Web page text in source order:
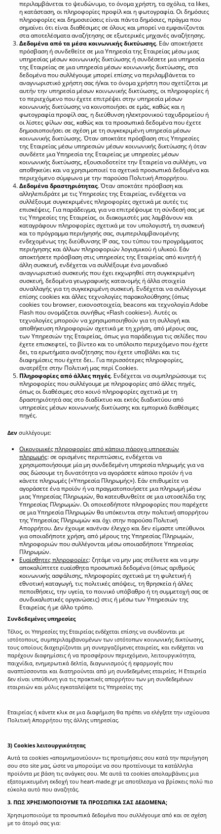
περιλαμβάνεται το ψευδώνυμο, το όνομα χρήστη, τα σχόλια, τα likes,
η κατάσταση, οι πληροφορίες προφίλ και η φωτογραφία. Οι δημόσιες
πληροφορίες και δημοσιεύσεις είναι πάντα δημόσιες, πράγμα που
σημαίνει ότι είναι διαθέσιμες σε όλους και μπορεί να εμφανίζονται
στα αποτελέσματα αναζήτησης σε εξωτερικές μηχανές αναζήτησης.
Δεδομένα από τα μέσα κοινωνικής δικτύωσης. Εάν αποκτήσετε
πρόσβαση ή συνδεθείτε σε μια Υπηρεσία της Εταιρείας μέσω μιας
υπηρεσίας μέσων κοινωνικής δικτύωσης ή συνδέσετε μια υπηρεσία
της Εταιρείας σε μια υπηρεσία μέσων κοινωνικής δικτύωσης, στα
δεδομένα που συλλέγουμε μπορεί επίσης να περιλαμβάνεται το
αναγνωριστικό χρήστη σας ή/και το όνομα χρήστη που σχετίζεται με
αυτήν την υπηρεσία μέσων κοινωνικής δικτύωσης, οι πληροφορίες ή
το περιεχόμενο που έχετε επιτρέψει στην υπηρεσία μέσων
κοινωνικής δικτύωσης να κοινοποιήσει σε εμάς, καθώς και η
φωτογραφία προφίλ σας, η διεύθυνση ηλεκτρονικού ταχυδρομείου ή
οι λίστες φίλων σας, καθώς και τα προσωπικά δεδομένα που έχετε
δημοσιοποιήσει σε σχέση με τη συγκεκριμένη υπηρεσία μέσων
κοινωνικής δικτύωσης. Όταν αποκτάτε πρόσβαση στις Υπηρεσίες
της Εταιρείας μέσω υπηρεσιών μέσων κοινωνικής δικτύωσης ή όταν
συνδέετε μια Υπηρεσία της Εταιρείας με υπηρεσίες μέσων
κοινωνικής δικτύωσης, εξουσιοδοτείτε την Εταιρεία να συλλέγει, να
αποθηκεύει και να χρησιμοποιεί τα σχετικά προσωπικά δεδομένα και
περιεχόμενο σύμφωνα με την παρούσα Πολιτική Απορρήτου.
Δεδομένα δραστηριότητας. Όταν αποκτάτε πρόσβαση και
αλληλεπιδράτε με τις Υπηρεσίες της Εταιρείας, ενδέχεται να
συλλέξουμε συγκεκριμένες πληροφορίες σχετικά με αυτές τις
επισκέψεις. Για παράδειγμα, για να επιτρέψουμε τη σύνδεσή σας με
τις Υπηρεσίες της Εταιρείας, οι διακομιστές μας λαμβάνουν και
καταγράφουν πληροφορίες σχετικά με τον υπολογιστή, τη συσκευή
και το πρόγραμμα περιήγησής σας, συμπεριλαμβανομένης
ενδεχομένως της διεύθυνσης IP σας, του τύπου του προγράμματος
περιήγησης και άλλων πληροφοριών λογισμικού ή υλικού. Εάν
αποκτήσετε πρόσβαση στις υπηρεσίες της Εταιρείας από κινητή ή
άλλη συσκευή, ενδέχεται να συλλέξουμε ένα μοναδικό
αναγνωριστικό συσκευής που έχει εκχωρηθεί στη συγκεκριμένη
συσκευή, δεδομένα γεωγραφικής κατανομής ή άλλα στοιχεία
συναλλαγής για τη συγκεκριμένη συσκευή. Ενδέχεται να συλλέγουμε
επίσης cookies και άλλες τεχνολογίες παρακολούθησης (όπως
cookies του browser, εικονοστοιχεία, beacons και τεχνολογία Adobe
Flash που ονομάζεται συνήθως «Flash cookies»). Αυτές οι
τεχνολογίες μπορούν να χρησιμοποιηθούν για τη συλλογή και
αποθήκευση πληροφοριών σχετικά με τη χρήση, από μέρους σας,
των Υπηρεσιών της Εταιρείας, όπως για παράδειγμα τις σελίδες που
έχετε επισκεφτεί, το βίντεο και το υπόλοιπο περιεχόμενο που έχετε
δει, τα ερωτήματα αναζήτησης που έχετε υποβάλει και τις
διαφημίσεις που έχετε δει.. Για περισσότερες πληροφορίες,
ανατρέξτε στην Πολιτική μας περί Cookies.
Πληροφορίες από άλλες πηγές. Ενδέχεται να συμπληρώσουμε τις
πληροφορίες που συλλέγουμε με πληροφορίες από άλλες πηγές,
όπως οι διαθέσιμες στο κοινό πληροφορίες σχετικά με τη
δραστηριότητά σας στο διαδίκτυο και εκτός διαδικτύου από
υπηρεσίες μέσων κοινωνικής δικτύωσης και εμπορικά διαθέσιμες
πηγές.
Δεν συλλέγουμε:
Οικονομικές πληροφορίες από κάποιο πάροχο υπηρεσιών
πληρωμής: σε ορισμένες περιπτώσεις, ενδέχεται να
χρησιμοποιήσουμε μία μη συνδεδεμένη υπηρεσία πληρωμής για να
σας δώσουμε τη δυνατότητα να αγοράσετε κάποιο προϊόν ή να
κάνετε πληρωμές («Υπηρεσία Πληρωμής»). Εάν επιθυμείτε να
αγοράσετε ένα προϊόν ή να πραγματοποιήσετε μια πληρωμή μέσω
μιας Υπηρεσίας Πληρωμών, θα κατευθυνθείτε σε μια ιστοσελίδα της
Υπηρεσίας Πληρωμών. Οι οποιεσδήποτε πληροφορίες που παρέχετε
σε μια Υπηρεσία Πληρωμών θα υπόκεινται στην πολιτική απορρήτου
της Υπηρεσίας Πληρωμών και όχι στην παρούσα Πολιτική
Απορρήτου. Δεν έχουμε κανέναν έλεγχο και δεν είμαστε υπεύθυνοι
για οποιαδήποτε χρήση, από μέρους της Υπηρεσίας Πληρωμών,
πληροφοριών που συλλέγονται μέσω οποιασδήποτε Υπηρεσίας
Πληρωμών.
Ευαίσθητες πληροφορίες: ζητάμε να μην μας στέλνετε και να μην
αποκαλύπτετε ευαίσθητα προσωπικά δεδομένα (όπως αριθμούς
κοινωνικής ασφάλισης, πληροφορίες σχετικά με τη φυλετική ή
εθνοτική καταγωγή, τις πολιτικές απόψεις, τη θρησκεία ή άλλες
πεποιθήσεις, την υγεία, το ποινικό υπόβαθρο ή τη συμμετοχή σας σε
συνδικαλιστικές οργανώσεις) στις ή μέσω των Υπηρεσιών της
Εταιρείας ή με άλλο τρόπο.
Συνδεδεμένες υπηρεσίες
Τέλος, οι Υπηρεσίες της Εταιρείας ενδέχεται επίσης να συνδέονται με
ιστότοπους, συμπεριλαμβανομένων των ιστότοπων κοινωνικής δικτύωσης,
τους οποίους διαχειρίζονται μη συνεργαζόμενες εταιρείες, και ενδέχεται να
παρέχουν διαφημίσεις ή να προσφέρουν περιεχόμενο, λειτουργικότητα,
παιχνίδια, ενημερωτικά δελτία, διαγωνισμούς ή εφαρμογές που
αναπτύσσονται και διατηρούνται από μη συνδεδεμένες εταιρείες. Η Εταιρεία
δεν είναι υπεύθυνη για τις πρακτικές απορρήτου των μη συνδεδεμένων
εταιρειών και μόλις εγκαταλείψετε τις Υπηρεσίες της
Εταιρείας ή κάνετε κλικ σε μια διαφήμιση θα πρέπει να ελέγξετε την ισχύουσα
Πολιτική Απορρήτου της άλλης υπηρεσίας.
3) Cookies λειτουργικότητας
Αυτά τα cookies «απομνημονεύουν» τις προτιμήσεις σου κατά την περιήγηση
σου στο site μας, ώστε να μπορούμε να σου προτείνουμε τα κατάλληλα
προϊόντα με βάση τις ανάγκες σου. Με αυτά τα cookies απολαμβάνεις μια
εξατομικευμένη εκδοχή του heart-made.gr με αποτέλεσμα να βρίσκεις πολύ πιο
εύκολα αυτό που αναζητάς.
3. ΠΩΣ ΧΡΗΣΙΜΟΠΟΙΟΥΜΕ ΤΑ ΠΡΟΣΩΠΙΚΑ ΣΑΣ ΔΕΔΟΜΕΝΑ;
Χρησιμοποιούμε τα προσωπικά δεδομένα που συλλέγουμε από και σε σχέση
με το άτομό σας για: